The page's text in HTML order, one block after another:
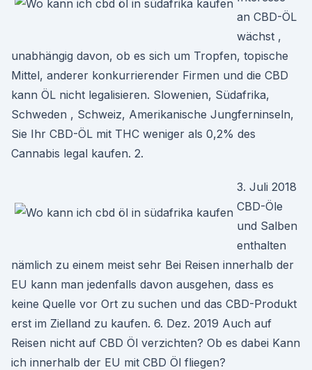
an CBD-ÖL
wächst ,
unabhängig davon, ob es sich um Tropfen, topische
Mittel, anderer konkurrierender Firmen und die CBD
kann ÖL nicht legalisieren. Slowenien, Südafrika,
Schweden , Schweiz, Amerikanische Jungferninseln,
Sie Ihr CBD-ÖL mit THC weniger als 0,2% des
Cannabis legal kaufen. 2.
3. Juli 2018
CBD-Öle
und Salben
enthalten
nämlich zu einem meist sehr Bei Reisen innerhalb der
EU kann man jedenfalls davon ausgehen, dass es
keine Quelle vor Ort zu suchen und das CBD-Produkt
erst im Zielland zu kaufen. 6. Dez. 2019 Auch auf
Reisen nicht auf CBD Öl verzichten? Ob es dabei Kann
ich innerhalb der EU mit CBD Öl fliegen?